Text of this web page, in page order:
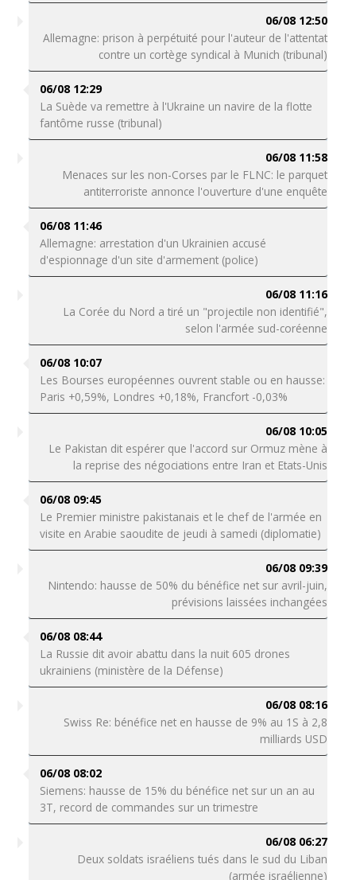
06/08 12:50
Allemagne: prison à perpétuité pour l'auteur de l'attentat
contre un cortège syndical à Munich (tribunal)
06/08 12:29
La Suède va remettre à l'Ukraine un navire de la flotte
fantôme russe (tribunal)
06/08 11:58
Menaces sur les non-Corses par le FLNC: le parquet
antiterroriste annonce l'ouverture d'une enquête
06/08 11:46
Allemagne: arrestation d'un Ukrainien accusé
d'espionnage d'un site d'armement (police)
06/08 11:16
La Corée du Nord a tiré un "projectile non identifié",
selon l'armée sud-coréenne
06/08 10:07
Les Bourses européennes ouvrent stable ou en hausse:
Paris +0,59%, Londres +0,18%, Francfort -0,03%
06/08 10:05
Le Pakistan dit espérer que l'accord sur Ormuz mène à
la reprise des négociations entre Iran et Etats-Unis
06/08 09:45
Le Premier ministre pakistanais et le chef de l'armée en
visite en Arabie saoudite de jeudi à samedi (diplomatie)
06/08 09:39
Nintendo: hausse de 50% du bénéfice net sur avril-juin,
prévisions laissées inchangées
06/08 08:44
La Russie dit avoir abattu dans la nuit 605 drones
ukrainiens (ministère de la Défense)
06/08 08:16
Swiss Re: bénéfice net en hausse de 9% au 1S à 2,8
milliards USD
06/08 08:02
Siemens: hausse de 15% du bénéfice net sur un an au
3T, record de commandes sur un trimestre
06/08 06:27
Deux soldats israéliens tués dans le sud du Liban
(armée israélienne)